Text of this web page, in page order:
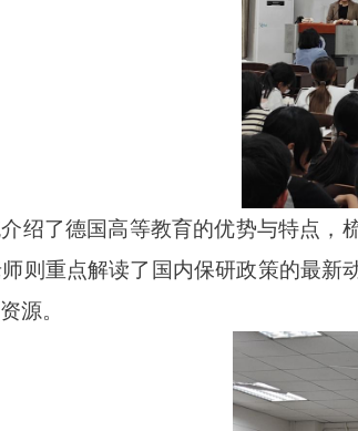
绍了德国高等教育的优势与特点
则重点解读了国内保研政策的最
源。